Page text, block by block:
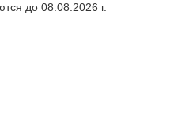
до 08.08.2026 г.